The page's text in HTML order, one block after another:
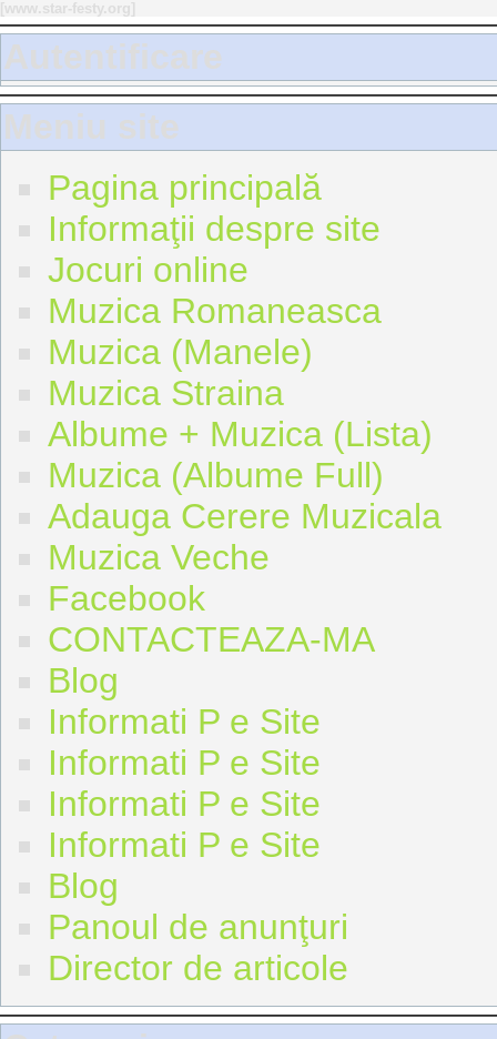
Autentificare
Meniu site
Pagina principală
Informaţii despre site
Jocuri online
Muzica Romaneasca
Muzica (Manele)
Muzica Straina
Albume + Muzica (Lista)
Muzica (Albume Full)
Adauga Cerere Muzicala
Muzica Veche
Facebook
CONTACTEAZA-MA
Blog
Informati P e Site
Informati P e Site
Informati P e Site
Informati P e Site
Blog
Panoul de anunţuri
Director de articole